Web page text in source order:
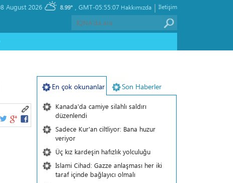
GMT-05:55:07
8.99° İletişim
|
Hakkımızda
En çok okunanlar Son Haberler
Kanada'da camiye silahlı saldırı
düzenlendi
Sadece Kur'an ciltliyor: Bana huzur
veriyor
Üç kız kardeşin hafızlık yolculuğu
İslami Cihad: Gazze anlaşması her iki
taraf içinde bağlayıcı olmalı